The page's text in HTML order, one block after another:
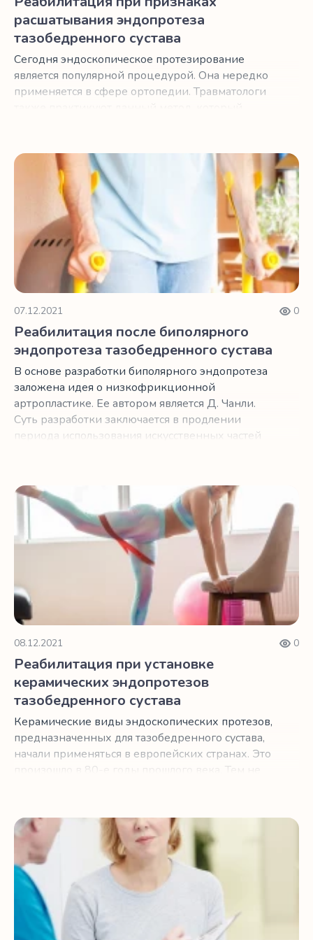
расшатывания эндопротеза
тазобедренного сустава
Сегодня эндоскопическое протезирование
является популярной процедурой. Она нередко
применяется в сфере ортопедии. Травматологи
Реабилитация после биполярного эндопротеза
07.12.2021 0
Реабилитация после биполярного
эндопротеза тазобедренного сустава
В основе разработки биполярного эндопротеза
заложена идея о низкофрикционной
артропластике. Ее автором является Д. Чанли.
Суть разработки заключается в продлении
периода использования искусственных частей
была выполнена первая процедура, во время
которой специалисты применили разработку.
Сейчас процедура достаточно популярна, она
практикуется во многих клиниках и в сочетании
в онлайн-реабилитацией после
эндопротезирования показывает хорошую
эффективность, поэтому следует рассказать о
ней более подробно.
Реабилитация при установке керамических
08.12.2021 0
Реабилитация при установке
керамических эндопротезов
тазобедренного сустава
Керамические виды эндоскопических протезов,
предназначенных для тазобедренного сустава,
начали применяться в европейских странах. Это
произошло в 80-е годы прошлого века. Тем не
рассматриваться как альтернатива различным
сплавам. У нее есть ряд уникальных качеств,
высоко ценящихся специалистами,
производящими протезы. В результате
получаются изделия, характеризующиеся
длительным сроком использования и отличным
функционалом.
Реабилитация для продления срока службы